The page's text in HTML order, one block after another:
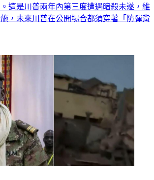
這是川普兩年內第三度遭遇暗殺未遂，維
，未來川普在公開場合都須穿著「防彈背